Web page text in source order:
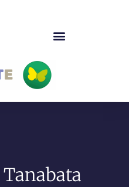
Tanabata